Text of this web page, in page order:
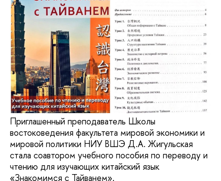
Приглашенный преподаватель Школы
востоковедения факультета мировой экономики и
мировой политики НИУ ВШЭ Д.А. Жигульская
стала соавтором учебного пособия по переводу и
чтению для изучающих китайский язык
«Знакомимся с Тайванем».